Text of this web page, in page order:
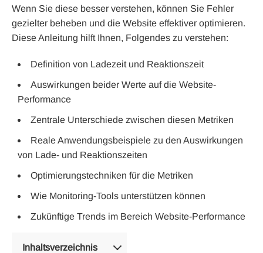
Wenn Sie diese besser verstehen, können Sie Fehler
gezielter beheben und die Website effektiver optimieren.
Diese Anleitung hilft Ihnen, Folgendes zu verstehen:
Definition von Ladezeit und Reaktionszeit
Auswirkungen beider Werte auf die Website-
Performance
Zentrale Unterschiede zwischen diesen Metriken
Reale Anwendungsbeispiele zu den Auswirkungen
von Lade- und Reaktionszeiten
Optimierungstechniken für die Metriken
Wie Monitoring-Tools unterstützen können
Zukünftige Trends im Bereich Website-Performance
Inhaltsverzeichnis